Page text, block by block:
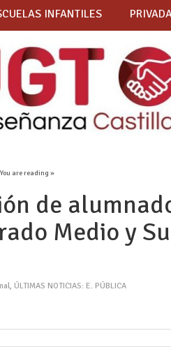
INFANTILES
are reading »
de
Medio y
, ÚLTIMAS NOTICIAS: E. PÚBLICA